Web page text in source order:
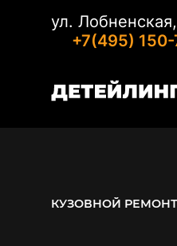
ул. Лобненская,
+7(495)
КУЗОВНОЙ РЕМОНТ